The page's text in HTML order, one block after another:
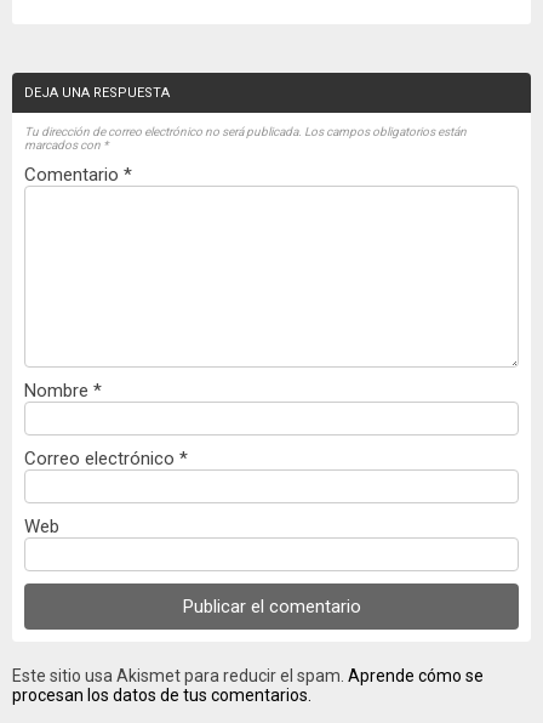
DEJA UNA RESPUESTA
Tu dirección de correo electrónico no será publicada. Los campos obligatorios están
marcados con *
Comentario *
Nombre *
Correo electrónico *
Web
Este sitio usa Akismet para reducir el spam. Aprende cómo se
procesan los datos de tus comentarios.